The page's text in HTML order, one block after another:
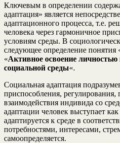
Ключевым в определении
адаптация» является
адаптационного процесса, т.е.
человека через гармоничное
условиям среды. В
следующее определение понятия
«Активное освоение
социальной среды«.
Социальная адаптация
приспособления, регулирования,
взаимодействия индивида со
адаптации человек выступает
адаптируется к среде в
потребностями, интересами,
самоопределяется.